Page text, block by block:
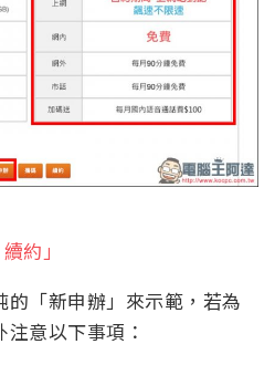
約」
「新申辦」來示範，若為
注意以下事項：